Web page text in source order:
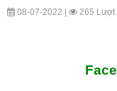
08-07-2022 | 265 Lượt